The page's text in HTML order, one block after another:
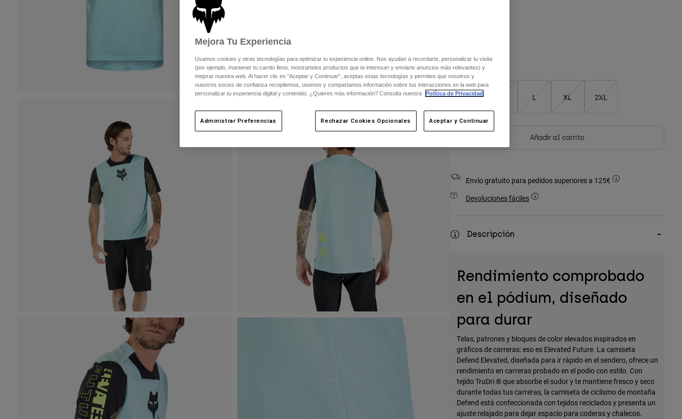
Cuadro de tallas
S L XL 2XL
Añadir al carrito
Envío gratuito para pedidos superiores a 125€
Devoluciones fáciles
Descripción
Rendimiento comprobado
en el pódium, diseñado
para durar
Telas, patrones y bloques de color elevados inspirados en
gráficos de carreras: eso es Elevated Future. La camiseta
Defend Elevated, diseñada para ir rápido en el sendero, ofrece un
rendimiento en carreras probado en el podio con estilo. Con
tejido TruDri ® que absorbe el sudor y te mantiene fresco y seco
durante todas tus carreras, la camiseta de ciclismo de montaña
Defend está confeccionada con tejidos reciclados y presenta un
ajuste relajado para dejar espacio para coderas y chalecos.
Mejora Tu Experiencia
Usamos cookies y otras tecnologías para optimizar tu experiencia online. Nos ayudan a recordarte, personalizar tu visita
(por ejemplo, mantener tu carrito lleno, mostrartelos productos que te interesan y enviarte anuncios más relevantes) y
mejorar nuestra web. Al hacer clic en "Aceptar y Continuar", aceptas estas tecnologías y permites que nosotros y
nuestros socios de confianza recopilemos, usemos y compartamos información sobre tus interacciones en la web para
personalizar tu experiencia digital y contenido. ¿Quieres más información? Consulta nuestra
Política de Privacidad
Administrar Preferencias Rechazar Cookies Opcionales Aceptar y Continuar